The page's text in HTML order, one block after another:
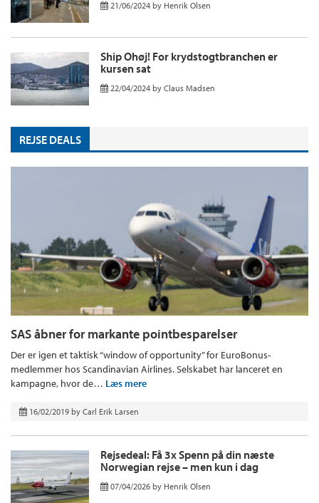
21/06/2024 by Henrik Olsen
Ship Ohøj! For krydstogtbranchen er
kursen sat
22/04/2024 by Claus Madsen
REJSE DEALS
SAS åbner for markante pointbesparelser
Der er igen et taktisk “window of opportunity” for EuroBonus-
medlemmer hos Scandinavian Airlines. Selskabet har lanceret en
kampagne, hvor de… Læs mere
16/02/2019 by Carl Erik Larsen
Rejsedeal: Få 3x Spenn på din næste
Norwegian rejse – men kun i dag
07/04/2026 by Henrik Olsen